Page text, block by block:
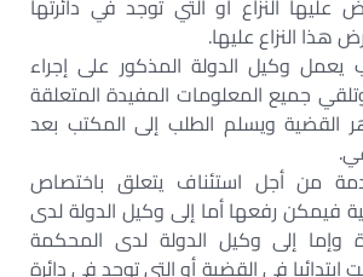
عليها النزاع أو التي توجد في دائرتها
هذا النزاع عليها.
يعمل وكيل الدولة المذكور على إجراء
جميع المعلومات المفيدة المتعلقة
القضية ويسلم الطلب إلى المكتب بعد
من أجل استئناف يتعلق باختصاص
فيمكن رفعها أما إلى وكيل الدولة لدى
وإما إلى وكيل الدولة لدى المحكمة
ابتدائيا في القضية أو التي توجد في دائرة